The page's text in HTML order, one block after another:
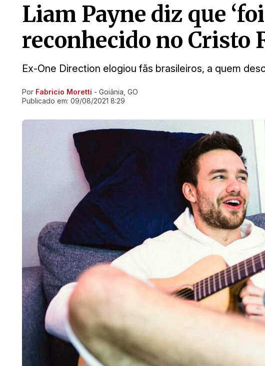
Liam Payne diz que
reconhecido no Cristo
Ex-One Direction elogiou fãs brasileiros, a quem
Ir direto pra matéria
Por Fabricio Moretti - Goiânia, GO
Publicado em: 09/08/2021 8:29